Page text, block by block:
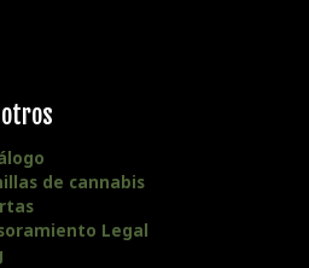
de cannabis
Legal